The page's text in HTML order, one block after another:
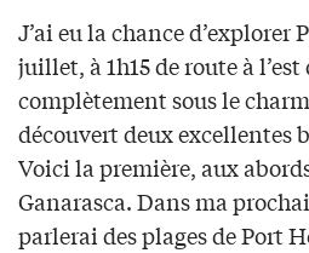
J’ai eu la chance d’explorer
juillet, à 1h15 de route à
complètement sous le
découvert deux excellentes
Voici la première, aux
Ganarasca. Dans ma
parlerai des plages de Port